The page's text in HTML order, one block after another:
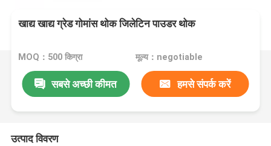
खाद्य खाद्य ग्रेड गोमांस थोक जिलेटिन पाउडर थोक
MOQ：500 किग्रा मूल्य：negotiable
सबसे अच्छी कीमत हमसे संपर्क करें
उत्पाद विवरण